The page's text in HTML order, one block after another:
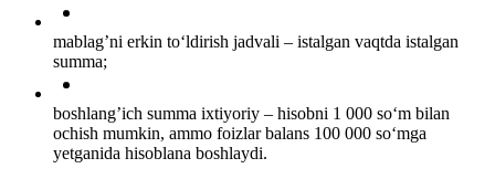
mablag’ni erkin to‘ldirish jadvali – istalgan vaqtda istalgan
summa;
boshlang’ich summa ixtiyoriy – hisobni 1 000 so‘m bilan
ochish mumkin, ammo foizlar balans 100 000 so‘mga
yetganida hisoblana boshlaydi.